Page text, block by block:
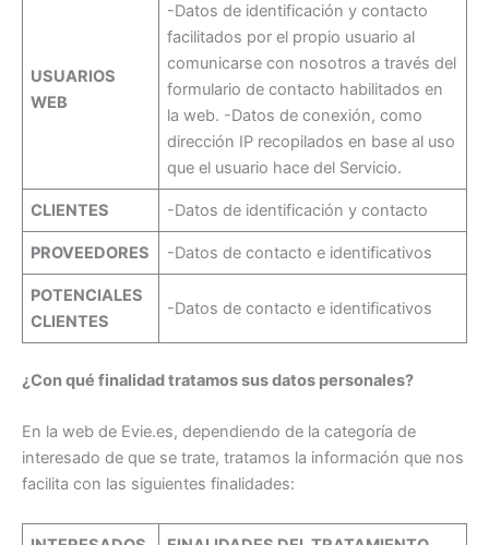
USUARIOS
WEB
-Datos de identificación y contacto
facilitados por el propio usuario al
comunicarse con nosotros a través del
formulario de contacto habilitados en
la web. -Datos de conexión, como
dirección IP recopilados en base al uso
que el usuario hace del Servicio.
CLIENTES -Datos de identificación y contacto
PROVEEDORES -Datos de contacto e identificativos
POTENCIALES
CLIENTES
-Datos de contacto e identificativos
¿Con qué finalidad tratamos sus datos personales?
En la web de Evie.es, dependiendo de la categoría de
interesado de que se trate, tratamos la información que nos
facilita con las siguientes finalidades: